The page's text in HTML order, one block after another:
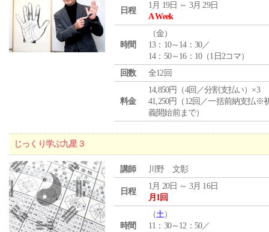
日程
1月 19日 ～ 3月 29日
A Week
時間
（金）
13：10～14：30／
14：50～16：10（1日2コマ）
回数
全12回
料金
14,850円（4回／分割支払い）×3
41,250円（12回／一括前納支払※
義開始前まで）
じっくり学ぶ九星３
講師 川野 文彰
日程
1月 20日 ～ 3月 16日
月1回
時間
（土）
11：30～12：50／